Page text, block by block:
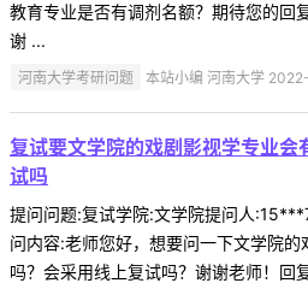
教育专业是否有调剂名额？期待您的回
谢 ...
河南大学考研问题 本站小编 河南大学
复试要文学院的戏剧影视学专业会
试吗
提问问题:复试学院:文学院提问人
问内容:老师您好，想要问一下文学院
吗？会采用线上复试吗？谢谢老师！回